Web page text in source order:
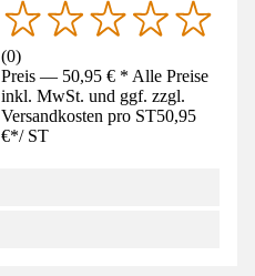
(0)
Preis — 50,95 € * Alle Preise
inkl. MwSt. und ggf. zzgl.
Versandkosten pro ST50,95
€*/ ST